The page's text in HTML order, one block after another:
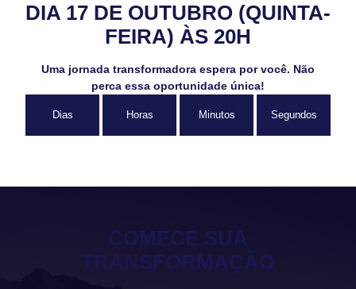
DIA 17 DE OUTUBRO (QUINTA-
FEIRA) ÀS 20H
Uma jornada transformadora espera por você. Não
perca essa oportunidade única!
Dias Horas Minutos Segundos
COMECE SUA
TRANSFORMAÇÃO